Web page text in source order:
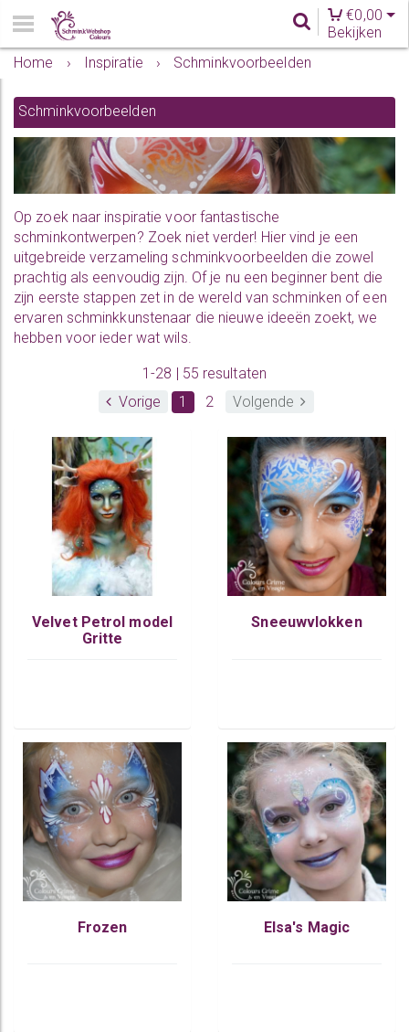
€0,00
Bekijken
Home
› Inspiratie › Schminkvoorbeelden
Schminkvoorbeelden
Op zoek naar inspiratie voor fantastische
schminkontwerpen? Zoek niet verder! Hier vind je een
uitgebreide verzameling schminkvoorbeelden die zowel
prachtig als eenvoudig zijn. Of je nu een beginner bent die
zijn eerste stappen zet in de wereld van schminken of een
ervaren schminkkunstenaar die nieuwe ideeën zoekt, we
hebben voor ieder wat wils.
1-28 | 55 resultaten
Vorige
1 2 Volgende
Velvet Petrol model
Gritte
Sneeuwvlokken
Frozen Elsa's Magic